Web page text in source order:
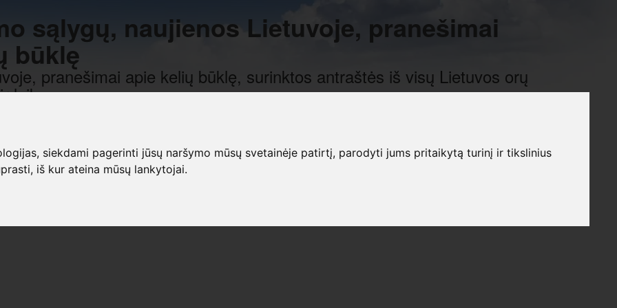
siekdami pagerinti jūsų naršymo mūsų svetainėje patirtį, parodyti jums pritaikytą turinį ir tikslinius
iš kur ateina mūsų lankytojai.
sąlygų, naujienos Lietuvoje, pranešimai
būklę
pranešimai apie kelių būklę, surinktos antraštės iš visų Lietuvos orų
laiką.